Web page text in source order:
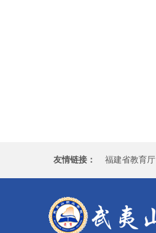
友情链接： 福建省教育厅